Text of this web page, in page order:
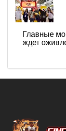
Главные
ждет